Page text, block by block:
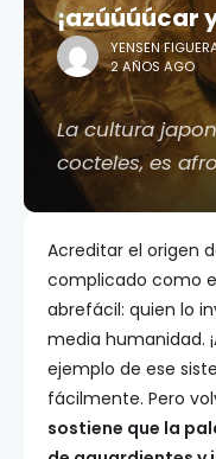
¡azúúúúcar
YENSEN
2 AÑOS AGO
La cultura
cocteles, es
Acreditar el origen
complicado como
abrefácil: quien lo
media humanidad.
ejemplo de ese
fácilmente. Pero
sostiene que la